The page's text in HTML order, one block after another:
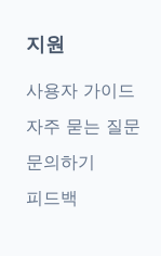
지원
사용자 가이드
자주 묻는 질문
문의하기
피드백